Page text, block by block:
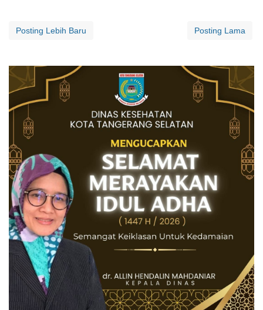
Posting Lebih Baru Posting Lama